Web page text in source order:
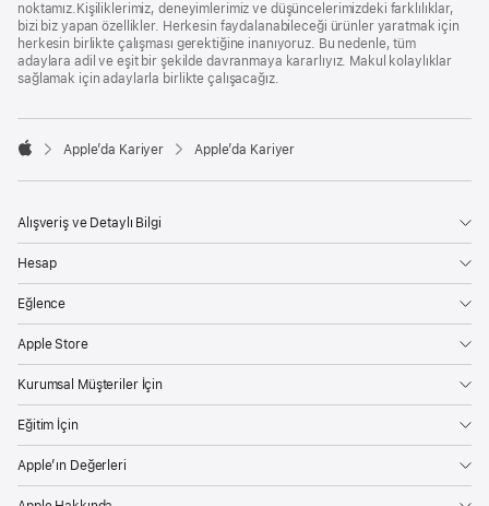
noktamız.Kişiliklerimiz, deneyimlerimiz ve düşüncelerimizdeki farklılıklar,
bizi biz yapan özellikler. Herkesin faydalanabileceği ürünler yaratmak için
herkesin birlikte çalışması gerektiğine inanıyoruz. Bu nedenle, tüm
adaylara adil ve eşit bir şekilde davranmaya kararlıyız. Makul kolaylıklar
sağlamak için adaylarla birlikte çalışacağız.

Apple’da Kariyer Apple’da Kariyer
Alışveriş ve Detaylı Bilgi
Hesap
Eğlence
Apple Store
Kurumsal Müşteriler İçin
Eğitim İçin
Apple’ın Değerleri